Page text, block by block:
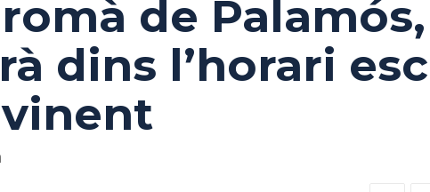
de Palamós,
dins l’horari